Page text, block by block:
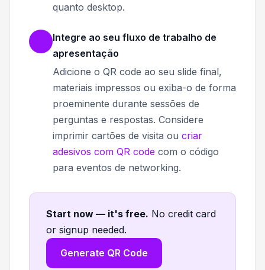
quanto desktop.
Integre ao seu fluxo de trabalho de
apresentação
Adicione o QR code ao seu slide final,
materiais impressos ou exiba-o de forma
proeminente durante sessões de
perguntas e respostas. Considere
imprimir cartões de visita ou criar
adesivos com QR code com o código
para eventos de networking.
Start now — it's free. No credit card
or signup needed.
Generate QR Code